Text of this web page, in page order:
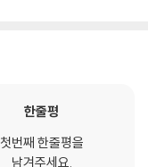
한줄평
첫번째 한줄평을
남겨주세요.